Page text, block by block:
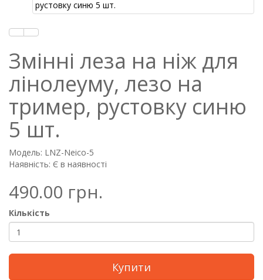
Змінні леза на ніж для
лінолеуму, лезо на
тример, рустовку синю
5 шт.
Модель: LNZ-Neico-5
Наявність: Є в наявності
490.00 грн.
Кількість
Купити